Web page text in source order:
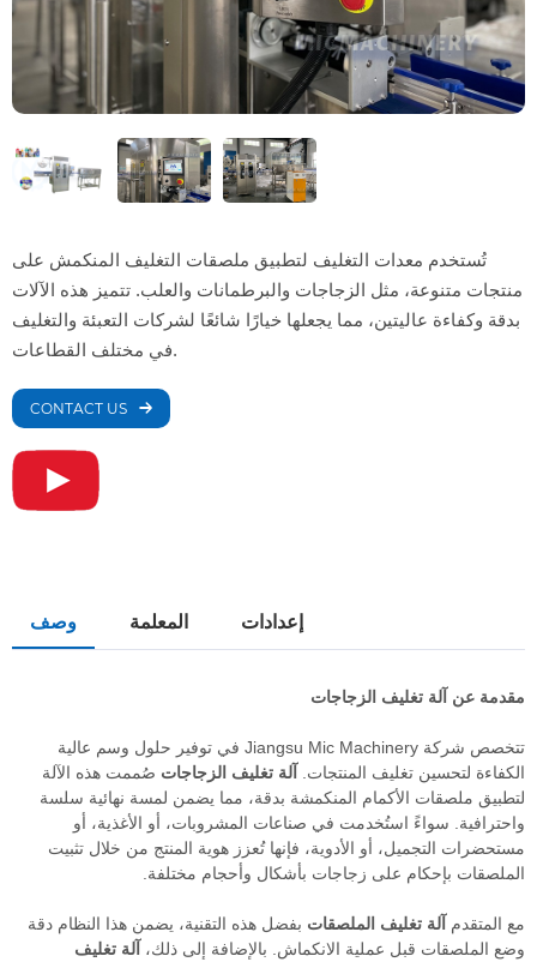
تُستخدم معدات التغليف لتطبيق ملصقات التغليف المنكمش على
منتجات متنوعة، مثل الزجاجات والبرطمانات والعلب. تتميز هذه الآلات
بدقة وكفاءة عاليتين، مما يجعلها خيارًا شائعًا لشركات التعبئة والتغليف
في مختلف القطاعات.
CONTACT US
وصف المعلمة إعدادات
مقدمة عن آلة تغليف الزجاجات
تتخصص شركة Jiangsu Mic Machinery في توفير حلول وسم عالية
الكفاءة لتحسين تغليف المنتجات.
آلة تغليف الزجاجات صُممت هذه الآلة
لتطبيق ملصقات الأكمام المنكمشة بدقة، مما يضمن لمسة نهائية سلسة
واحترافية. سواءً استُخدمت في صناعات المشروبات، أو الأغذية، أو
مستحضرات التجميل، أو الأدوية، فإنها تُعزز هوية المنتج من خلال تثبيت
الملصقات بإحكام على زجاجات بأشكال وأحجام مختلفة.
مع المتقدم آلة تغليف الملصقات بفضل هذه التقنية، يضمن هذا النظام دقة
وضع الملصقات قبل عملية الانكماش. بالإضافة إلى ذلك، آلة تغليف